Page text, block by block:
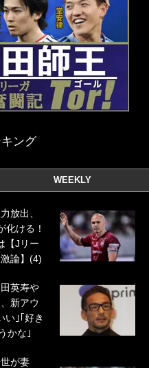
ング
WEEKLY
放出、
化ける！
【Jリー
論】(4)
英寿や
新アウ
い｣｢好き
かな｣
が妻